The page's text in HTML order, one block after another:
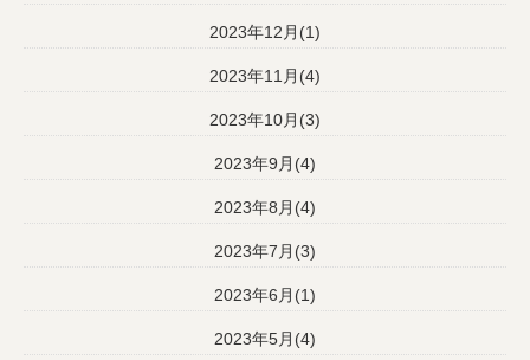
2023年12月(1)
2023年11月(4)
2023年10月(3)
2023年9月(4)
2023年8月(4)
2023年7月(3)
2023年6月(1)
2023年5月(4)